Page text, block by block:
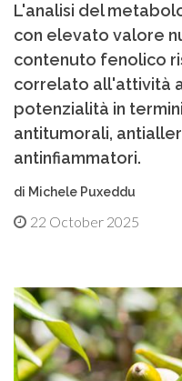
L'analisi del
con elevato valore
contenuto fenolico
correlato all'attività
potenzialità in
antitumorali,
antinfiammatori.
di Michele Puxeddu
22 October 2025